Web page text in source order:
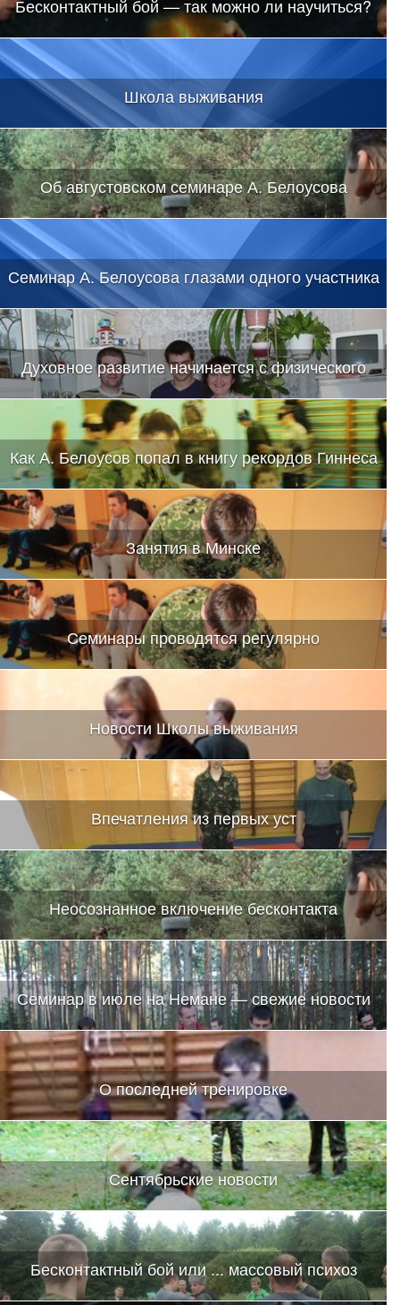
Бесконтактный бой — так можно ли научиться?
Школа выживания
Об августовском семинаре А. Белоусова
Семинар А. Белоусова глазами одного участника
Духовное развитие начинается с физического
Как А. Белоусов попал в книгу рекордов Гиннеса
Занятия в Минске
Семинары проводятся регулярно
Новости Школы выживания
Впечатления из первых уст
Неосознанное включение бесконтакта
Семинар в июле на Немане — свежие новости
О последней тренировке
Сентябрьские новости
Бесконтактный бой или ... массовый психоз